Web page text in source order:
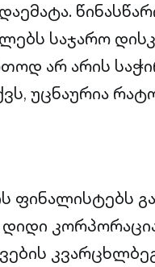
საჯარო
არ არის
უცნაურია
ფინალისტებს